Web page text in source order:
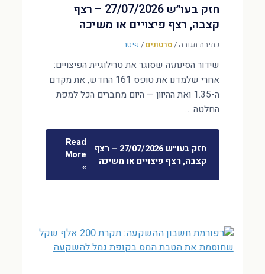
חזק בעו״ש 27/07/2026 – רצף
קצבה, רצף פיצויים או משיכה
כתיבת תגובה/סרטונים / פיטר
שידור הסינתזה שסוגר את טרילוגיית הפיצויים:
אחרי שלמדנו את טופס 161 החדש, את מקדם
ה-1.35 ואת ההיוון — היום מחברים הכל למפת
החלטה …
חזק בעו״ש 27/07/2026 – רצף
קצבה, רצף פיצויים או משיכה
Read
More
»